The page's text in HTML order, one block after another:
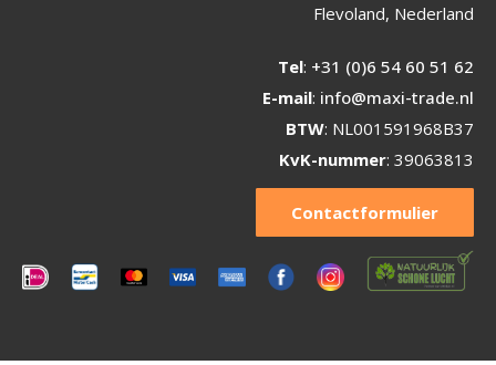
Flevoland, Nederland
Tel: +31 (0)6 54 60 51 62
E-mail: info@maxi-trade.nl
BTW: NL001591968B37
KvK-nummer: 39063813
Contactformulier